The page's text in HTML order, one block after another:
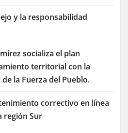
y la responsabilidad
socializa el plan
territorial con la
la Fuerza del Pueblo.
correctivo en línea
región Sur